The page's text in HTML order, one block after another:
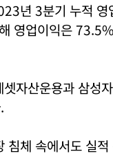
년 3분기 누적
영업이익은
자산운용과 삼성
침체 속에서도 실